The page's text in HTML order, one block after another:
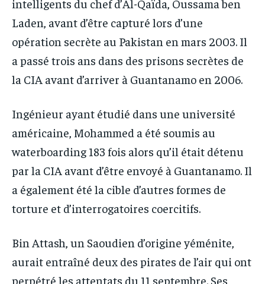
intelligents du chef d’Al-Qaïda, Oussama ben
Laden, avant d’être capturé lors d’une
opération secrète au Pakistan en mars 2003. Il
a passé trois ans dans des prisons secrètes de
la CIA avant d’arriver à Guantanamo en 2006.
Ingénieur ayant étudié dans une université
américaine, Mohammed a été soumis au
waterboarding 183 fois alors qu’il était détenu
par la CIA avant d’être envoyé à Guantanamo. Il
a également été la cible d’autres formes de
torture et d’interrogatoires coercitifs.
Bin Attash, un Saoudien d’origine yéménite,
aurait entraîné deux des pirates de l’air qui ont
perpétré les attentats du 11 septembre. Ses